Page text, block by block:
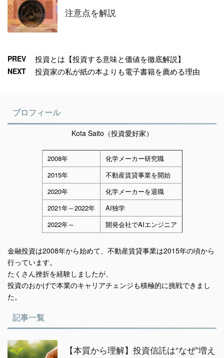
注意点を解説
PREV 投資とは【投資する意味と価値を徹底解説】
NEXT 投資家の私が紙の本よりも電子書籍を薦める理由
プロフィール
Kota Saito（投資愛好家）
2008年
化学メーカー研究職
2015年
不動産賃貸事業を開始
2020年
化学メーカーを退職
2021年～2022年
AI独学
2022年～
開発会社でAIエンジニア
金融投資は2008年から始めて、不動産賃貸事業は2015年の頃から
行っています。
たくさん挫折を経験しましたが、
投資のおかげで本業のキャリアチェンジも積極的に挑戦できまし
た。
記事一覧
【本質から理解】投資信託は“なぜ”増え